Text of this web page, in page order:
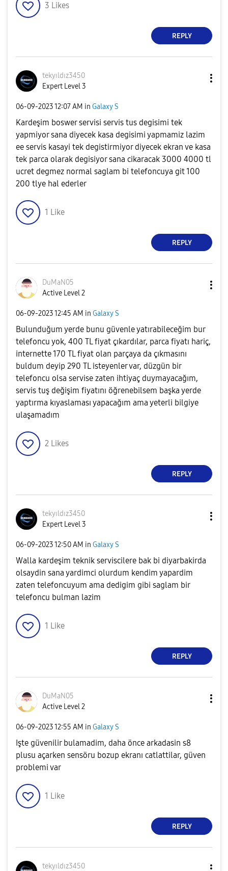
3 Likes
REPLY
tekyıldız3450
Expert Level 3
‎06-09-202312:07 AM in Galaxy S
Kardeşim boswer servisi servis tus degisimi tek
yapmiyor sana diyecek kasa degisimi yapmamiz lazim
ee servis kasayi tek degistirmiyor diyecek ekran ve kasa
tek parca olarak degisiyor sana cikaracak 3000 4000 tl
ucret degmez normal saglam bi telefoncuya git 100
200 tlye hal ederler
1 Like
REPLY
DuMaN05
Active Level 2
‎06-09-202312:45 AM in Galaxy S
Bulunduğum yerde bunu güvenle yatırabileceğim bur
telefoncu yok, 400 TL fiyat çıkardılar, parca fiyatı hariç,
internette 170 TL fiyat olan parçaya da çıkmasını
buldum deyip 290 TL isteyenler var, düzgün bir
telefoncu olsa servise zaten ihtiyaç duymayacağım,
servis tuş değişim fiyatını öğrenebilsem başka yerde
yaptırma kıyaslaması yapacağım ama yeterli bilgiye
ulaşamadım
2 Likes
REPLY
tekyıldız3450
Expert Level 3
‎06-09-202312:50 AM in Galaxy S
Walla kardeşim teknik serviscilere bak bi diyarbakirda
olsaydin sana yardimci olurdum kendim yapardim
zaten telefoncuyum ama dedigim gibi saglam bir
telefoncu bulman lazim
1 Like
REPLY
DuMaN05
Active Level 2
‎06-09-202312:55 AM in Galaxy S
Işte güvenilir bulamadim, daha önce arkadasin s8
plusu açarken sensöru bozup ekranı catlattilar, güven
problemi var
1 Like
REPLY
tekyıldız3450